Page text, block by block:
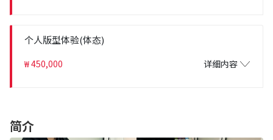
个人版型体验(体态)
₩ 450,000 详细内容
简介